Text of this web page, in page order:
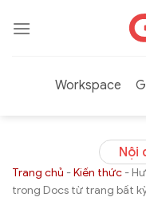
qua
Workspace
Nội
Trang chủ -Kiến thức -
trong Docs từ trang bất